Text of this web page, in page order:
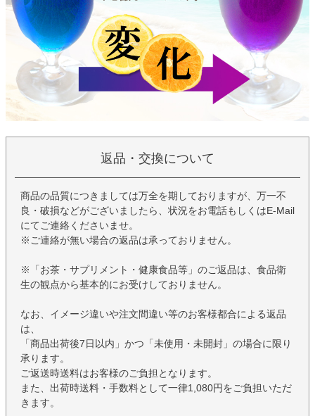
返品・交換について
商品の品質につきましては万全を期しておりますが、万一不
良・破損などがございましたら、状況をお電話もしくはE-Mail
にてご連絡くださいませ。
※ご連絡が無い場合の返品は承っておりません。
※「お茶・サプリメント・健康食品等」のご返品は、食品衛
生の観点から基本的にお受けしておりません。
なお、イメージ違いや注文間違い等のお客様都合による返品
は、
「商品出荷後7日以内」かつ「未使用・未開封」の場合に限り
承ります。
ご返送時送料はお客様のご負担となります。
また、出荷時送料・手数料として一律1,080円をご負担いただ
きます。